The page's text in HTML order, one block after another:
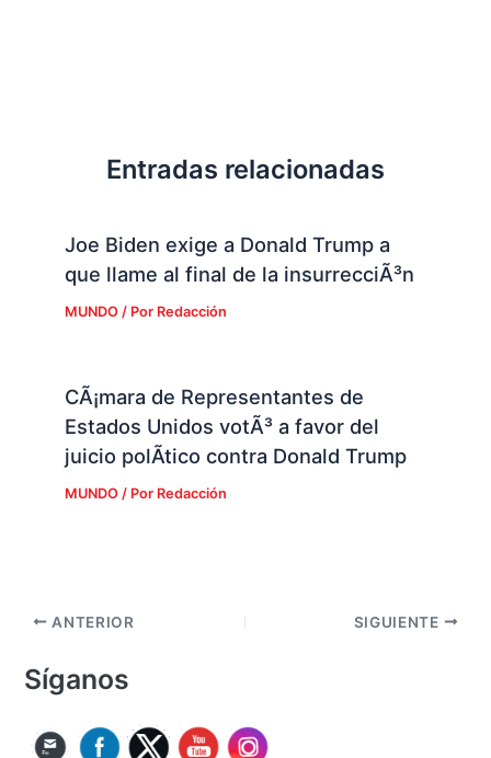
Entradas relacionadas
Joe Biden exige a Donald Trump a
que llame al final de la insurrecciÃ³n
MUNDO/ Por Redacción
CÃ¡mara de Representantes de
Estados Unidos votÃ³ a favor del
juicio polÃ­tico contra Donald Trump
MUNDO/ Por Redacción
ANTERIOR SIGUIENTE
Síganos